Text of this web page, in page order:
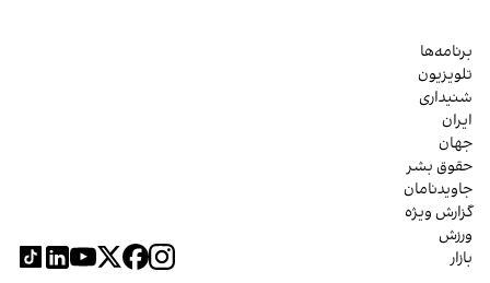
برنامه‌ها
تلویزیون
شنیداری
ایران
جهان
حقوق بشر
جاویدنامان
گزارش ویژه
ورزش
بازار